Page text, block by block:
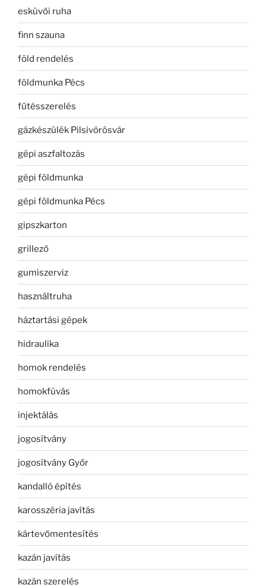
esküvői ruha
finn szauna
föld rendelés
földmunka Pécs
fűtésszerelés
gázkészülék Pilsivörösvár
gépi aszfaltozás
gépi földmunka
gépi földmunka Pécs
gipszkarton
grillező
gumiszerviz
használtruha
háztartási gépek
hidraulika
homok rendelés
homokfúvás
injektálás
jogosítvány
jogosítvány Győr
kandalló építés
karosszéria javítás
kártevőmentesítés
kazán javítás
kazán szerelés